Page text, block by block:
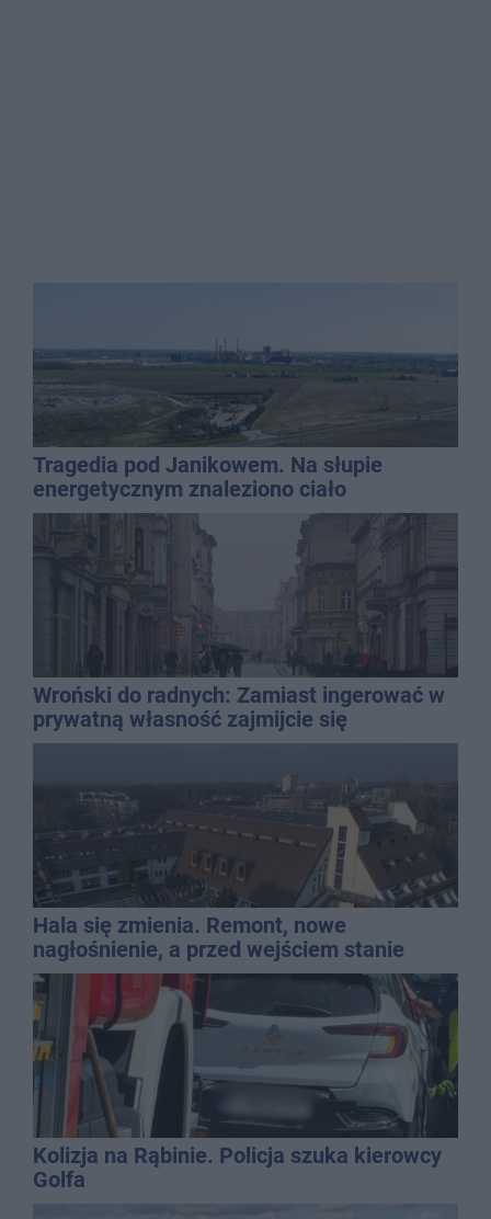
Tragedia pod Janikowem. Na słupie
energetycznym znaleziono ciało
mężczyzny
Wroński do radnych: Zamiast ingerować w
prywatną własność zajmijcie się
gospodarką
Hala się zmienia. Remont, nowe
nagłośnienie, a przed wejściem stanie
QEMETICA ARENA
Kolizja na Rąbinie. Policja szuka kierowcy
Golfa